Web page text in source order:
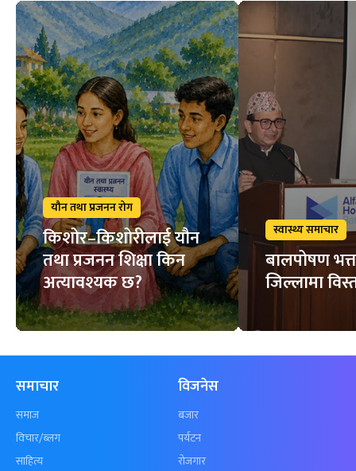
यौन तथा प्रजनन रोग
किशोर–किशोरीलाई यौन
तथा प्रजनन शिक्षा किन
अत्यावश्यक छ?
स्वास्थ्य समाचार
बालपोषण
जिल्लामा
समाचार
समाज
विचार/ब्लग
साहित्य
विजनेस
बजार
पर्यटन
रोजगार